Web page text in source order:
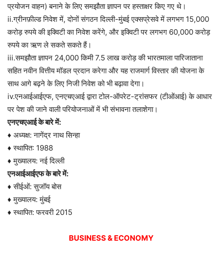
प्रयोजन वाहन) बनाने के लिए समझौता ज्ञापन पर हस्ताक्षर किए गए थे।
ii.ग्रीनफ़ील्ड निवेश में, दोनों संगठन दिल्ली-मुंबई एक्सप्रेसवे में लगभग 15,000
करोड़ रुपये की इक्विटी का निवेश करेंगे, और इक्विटी पर लगभग 60,000 करोड़
रुपये का ऋण ले सकते सकते हैं।
iii.समझौता ज्ञापन 24,000 किमी 7.5 लाख करोड़ की भारतमाला पारिजाताना
सहित नवीन वित्तीय मॉडल प्रदान करेगा और यह राजमार्ग विस्तार की योजना के
साथ आगे बढ़ने के लिए निजी निवेश को भी बढ़ावा देगा।
iv.एनआईआईएफ, एनएचएआई द्वारा टोल-ऑपरेट-ट्रांसफर (टीओंआई) के आधार
पर पेश की जाने वाली परियोजनाओं में भी संभावना तलाशेगा।
एनएचएआई के बारे में:
♦ अध्यक्ष: नागेंद्र नाथ सिन्हा
♦ स्थापित: 1988
♦ मुख्यालय: नई दिल्ली
एनआईआईएफ के बारे में:
♦ सीईओं: सुजॉय बोस
♦ मुख्यालय: मुंबई
♦ स्थापित: फरवरी 2015
BUSINESS & ECONOMY